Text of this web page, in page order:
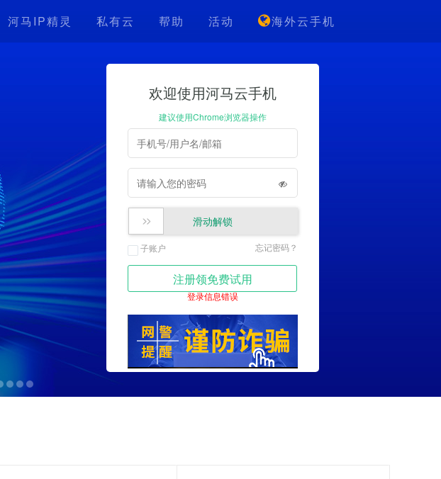
河马IP精灵 私有云 帮助 活动 海外云手机
欢迎使用河马云手机
建议使用Chrome浏览器操作
滑动解锁
子账户 忘记密码？
注册领免费试用
登录信息错误